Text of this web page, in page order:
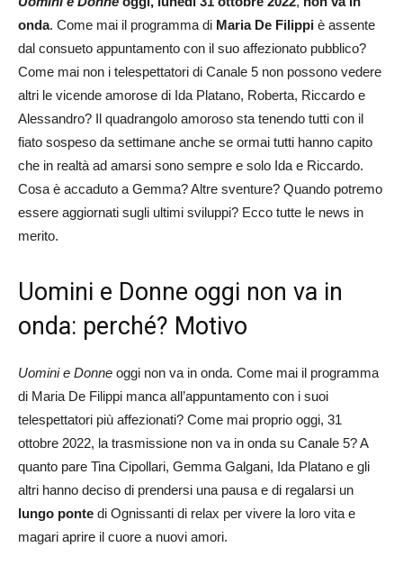
onda. Come mai il programma di Maria De Filippi è assente
dal consueto appuntamento con il suo affezionato pubblico?
Come mai non i telespettatori di Canale 5 non possono vedere
altri le vicende amorose di Ida Platano, Roberta, Riccardo e
Alessandro? Il quadrangolo amoroso sta tenendo tutti con il
fiato sospeso da settimane anche se ormai tutti hanno capito
che in realtà ad amarsi sono sempre e solo Ida e Riccardo.
Cosa è accaduto a Gemma? Altre sventure? Quando potremo
essere aggiornati sugli ultimi sviluppi? Ecco tutte le news in
merito.
Uomini e Donne oggi non va in
onda: perché? Motivo
Uomini e Donne oggi non va in onda. Come mai il programma
di Maria De Filippi manca all’appuntamento con i suoi
telespettatori più affezionati? Come mai proprio oggi, 31
ottobre 2022, la trasmissione non va in onda su Canale 5? A
quanto pare Tina Cipollari, Gemma Galgani, Ida Platano e gli
altri hanno deciso di prendersi una pausa e di regalarsi un
lungo ponte di Ognissanti di relax per vivere la loro vita e
magari aprire il cuore a nuovi amori.